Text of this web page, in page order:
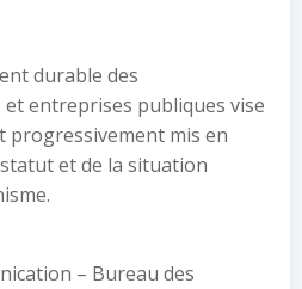
durable des
entreprises publiques vise
progressivement mis en
et de la situation
– Bureau des